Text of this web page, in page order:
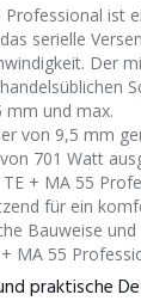
Professional ist
serielle
Der
mm und max.
von 9,5 mm
701 Watt
+ MA 55
für ein
Bauweise und
MA 55
praktische